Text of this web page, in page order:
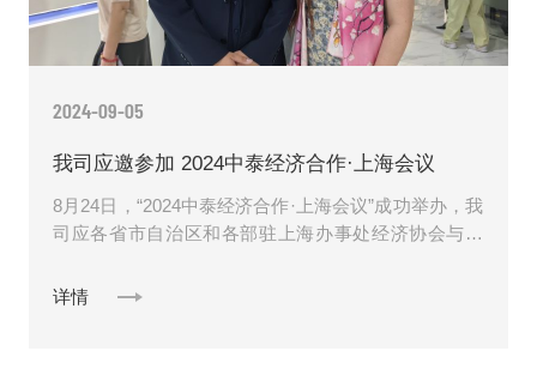
2024-09-05
我司应邀参加 2024中泰经济合作·上海会议
8月24日，“2024中泰经济合作·上海会议”成功举办，我
司应各省市自治区和各部驻上海办事处经济协会与泰
议。在本次......
详情